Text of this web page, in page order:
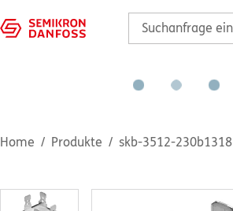
Home Produkte skb-3512-230b1318